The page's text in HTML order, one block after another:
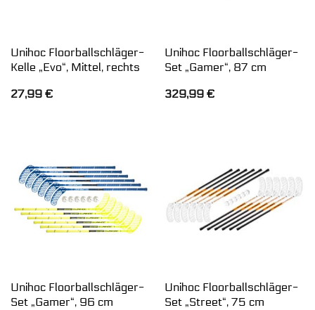
Unihoc Floorballschläger-
Kelle „Evo“, Mittel, rechts
27,99 €
Unihoc Floorballschläger-
Set „Gamer“, 87 cm
329,99 €
Unihoc Floorballschläger-
Set „Gamer“, 96 cm
Unihoc Floorballschläger-
Set „Street“, 75 cm